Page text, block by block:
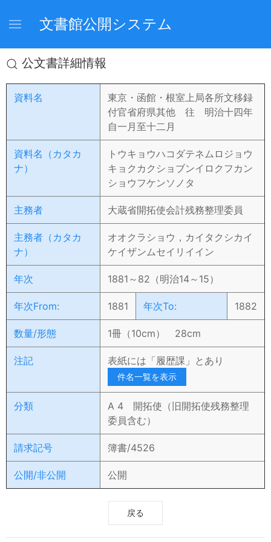
文書館公開システム
公文書詳細情報
資料名
東京・函館・根室上局各所文移録
付官省府県其他 往 明治十四年
自一月至十二月
資料名（カタカ
ナ）
トウキョウハコダテネムロジョウ
キョクカクショブンイロクフカン
ショウフケンソノタ
主務者 大蔵省開拓使会計残務整理委員
主務者（カタカ
ナ）
オオクラショウ，カイタクシカイ
ケイザンムセイリイイン
年次 1881～82（明治14～15）
年次From: 1881 年次To: 1882
数量/形態 1冊（10cm） 28cm
注記 表紙には「履歴課」とあり
件名一覧を表示
分類
A 4 開拓使（旧開拓使残務整理
委員含む）
請求記号 簿書/4526
公開/非公開 公開
戻る